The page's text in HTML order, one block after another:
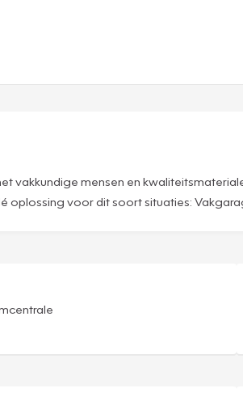
vakkundige mensen en
voor dit soort situaties: